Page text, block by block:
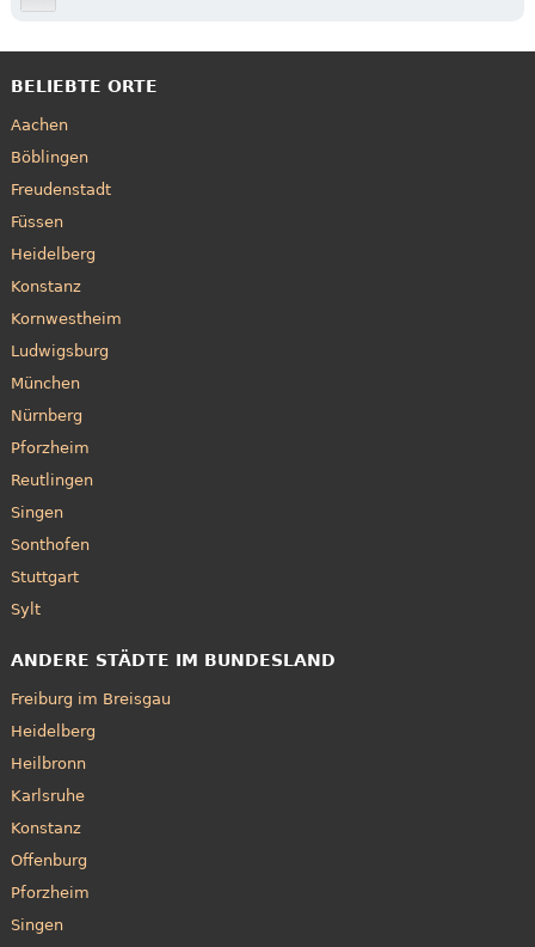
BELIEBTE ORTE
Aachen
Böblingen
Freudenstadt
Füssen
Heidelberg
Konstanz
Kornwestheim
Ludwigsburg
München
Nürnberg
Pforzheim
Reutlingen
Singen
Sonthofen
Stuttgart
Sylt
ANDERE STÄDTE IM BUNDESLAND
Freiburg im Breisgau
Heidelberg
Heilbronn
Karlsruhe
Konstanz
Offenburg
Pforzheim
Singen